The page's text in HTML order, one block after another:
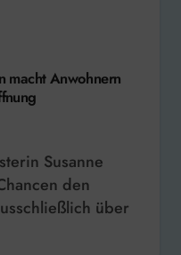
macht Anwohnern
den
über